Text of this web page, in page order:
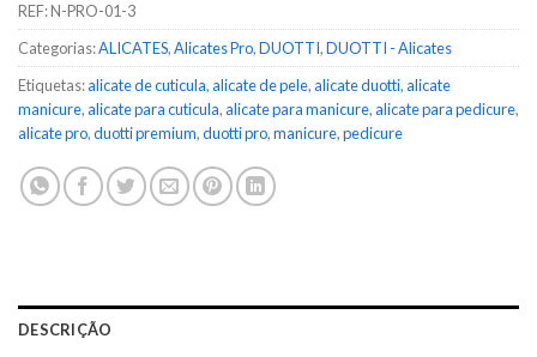
REF:N-PRO-01-3
Categorias:ALICATES,Alicates Pro,DUOTTI,DUOTTI - Alicates
Etiquetas:alicate de cuticula,alicate de pele,alicate duotti,alicate
manicure,alicate para cuticula,alicate para manicure,alicate para pedicure,
alicate pro,duotti premium,duotti pro,manicure,pedicure
DESCRIÇÃO